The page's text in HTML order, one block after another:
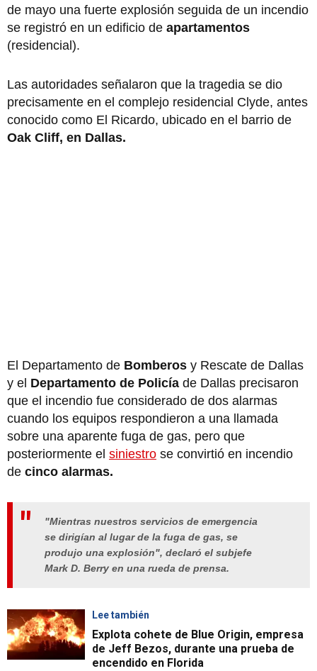
de mayo una fuerte explosión seguida de un incendio
se registró en un edificio de apartamentos
(residencial).
Las autoridades señalaron que la tragedia se dio
precisamente en el complejo residencial Clyde, antes
conocido como El Ricardo, ubicado en el barrio de
Oak Cliff, en Dallas.
El Departamento de Bomberos y Rescate de Dallas
y el Departamento de Policía de Dallas precisaron
que el incendio fue considerado de dos alarmas
cuando los equipos respondieron a una llamada
sobre una aparente fuga de gas, pero que
posteriormente el siniestro se convirtió en incendio
de cinco alarmas.
"Mientras nuestros servicios de emergencia
se dirigían al lugar de la fuga de gas, se
produjo una explosión", declaró el subjefe
Mark D. Berry en una rueda de prensa.
Lee también
Explota cohete de Blue Origin, empresa
de Jeff Bezos, durante una prueba de
encendido en Florida